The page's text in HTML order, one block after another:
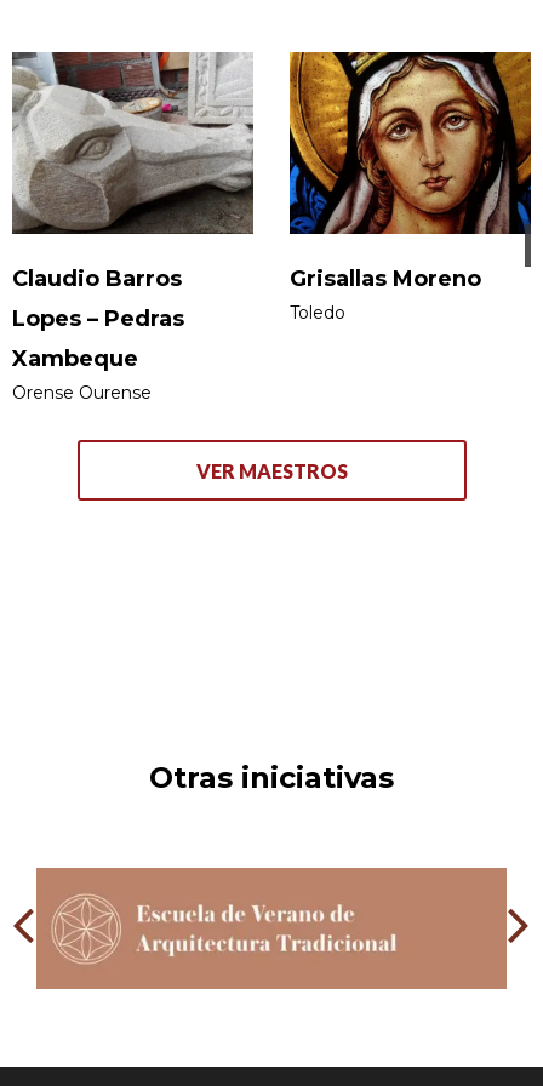
Claudio Barros
Lopes – Pedras
Xambeque
Orense Ourense
Grisallas Moreno
Toledo
VER MAESTROS
Otras iniciativas